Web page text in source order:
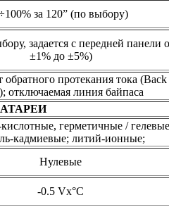
за 120” (по выбору)
задается с передней панели
±1% до ±5%)
обратного протекания тока (Back
отключаемая линия байпаса
герметичные /
кадмиевые; литий-ионные;
Нулевые
-0.5 Vx°C